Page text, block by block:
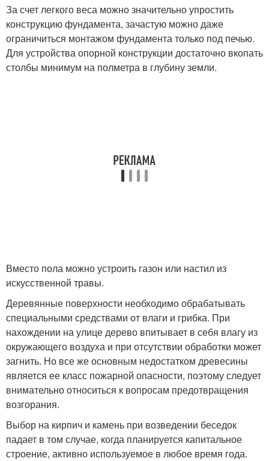
За счет легкого веса можно значительно упростить
конструкцию фундамента, зачастую можно даже
ограничиться монтажом фундамента только под печью.
Для устройства опорной конструкции достаточно вкопать
столбы минимум на полметра в глубину земли.
Вместо пола можно устроить газон или настил из
искусственной травы.
Деревянные поверхности необходимо обрабатывать
специальными средствами от влаги и грибка. При
нахождении на улице дерево впитывает в себя влагу из
окружающего воздуха и при отсутствии обработки может
загнить. Но все же основным недостатком древесины
является ее класс пожарной опасности, поэтому следует
внимательно относиться к вопросам предотвращения
возгорания.
Выбор на кирпич и камень при возведении беседок
падает в том случае, когда планируется капитальное
строение, активно используемое в любое время года.